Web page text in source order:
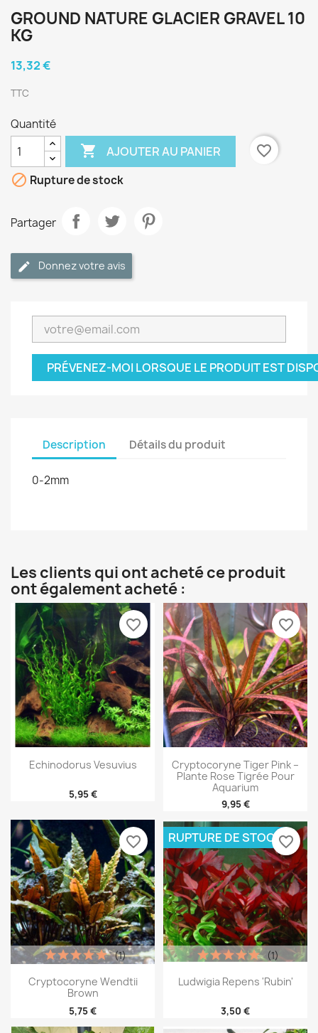
GROUND NATURE GLACIER GRAVEL 10
KG
13,32 €
TTC
Quantité
 AJOUTER AU PANIER
favorite_border
 Rupture de stock
Partager
Donnez votre avis
PRÉVENEZ-MOI LORSQUE LE PRODUIT EST
Description Détails du produit
0-2mm
Les clients qui ont acheté ce produit
ont également acheté :
Echinodorus Vesuvius
5,95 €
favorite_border
Cryptocoryne Tiger Pink –
Plante Rose Tigrée Pour
Aquarium
9,95 €
favorite_border
Cryptocoryne Wendtii
Brown
5,75 €
(1)
favorite_border
Ludwigia Repens 'Rubin'
3,50 €
(1)
RUPTURE DE STOCKfavorite_border